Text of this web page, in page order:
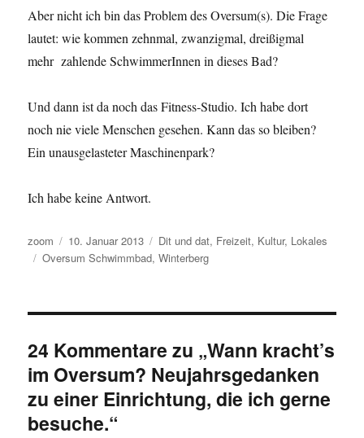
Aber nicht ich bin das Problem des Oversum(s). Die Frage
lautet: wie kommen zehnmal, zwanzigmal, dreißigmal
mehr zahlende SchwimmerInnen in dieses Bad?
Und dann ist da noch das Fitness-Studio. Ich habe dort
noch nie viele Menschen gesehen. Kann das so bleiben?
Ein unausgelasteter Maschinenpark?
Ich habe keine Antwort.
Autor
zoom
Veröffentlicht
am
10. Januar 2013 Kategorien
Dit und dat, Freizeit, Kultur, Lokales
Schlagwörter
Oversum Schwimmbad,Winterberg
24 Kommentare zu „Wann kracht’s
im Oversum? Neujahrsgedanken
zu einer Einrichtung, die ich gerne
besuche.“